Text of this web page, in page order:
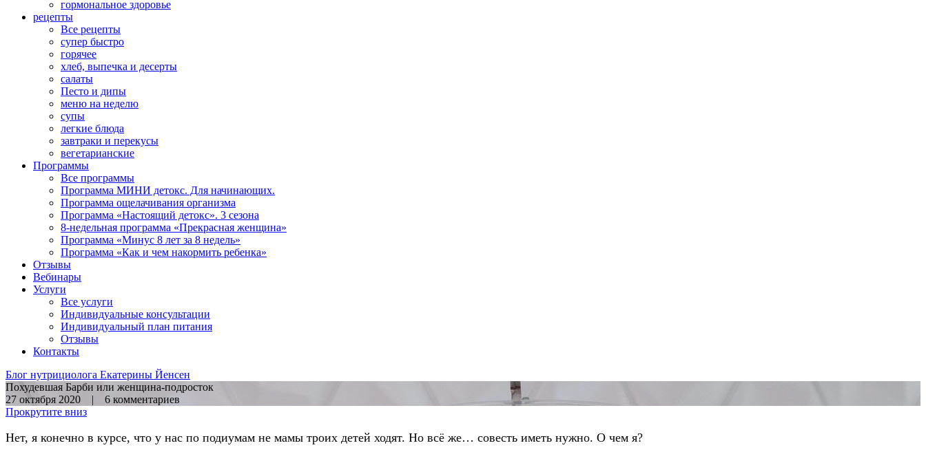
гормональное здоровье
рецепты
Все рецепты
супер быстро
горячее
хлеб, выпечка и десерты
салаты
Песто и дипы
меню на неделю
супы
легкие блюда
завтраки и перекусы
вегетарианские
Программы
Все программы
Программа МИНИ детокс. Для начинающих.
Программа ощелачивания организма
Программа «Настоящий детокс». 3 сезона
8-недельная программа «Прекрасная женщина»
Программа «Минус 8 лет за 8 недель»
Программа «Как и чем накормить ребенка»
Отзывы
Вебинары
Услуги
Все услуги
Индивидуальные консультации
Индивидуальный план питания
Отзывы
Контакты
Блог нутрициолога Екатерины Йенсен
Похудевшая Барби или женщина-подросток
27 октября 2020 | 6 комментариев
Прокрутите вниз
Нет, я конечно в курсе, что у нас по подиумам не мамы троих детей ходят. Но всё же… совесть иметь нужно. О чем я?